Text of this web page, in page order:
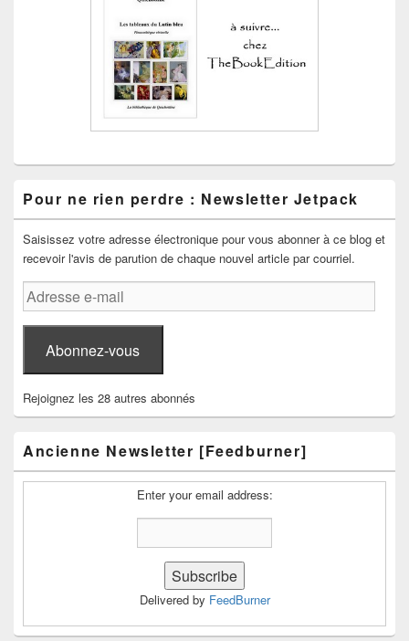
Pour ne rien perdre : Newsletter Jetpack
Saisissez votre adresse électronique pour vous abonner à ce blog et
recevoir l'avis de parution de chaque nouvel article par courriel.
Adresse
e-
mail
Abonnez-vous
Rejoignez les 28 autres abonnés
Ancienne Newsletter [Feedburner]
Enter your email address:
Delivered by FeedBurner